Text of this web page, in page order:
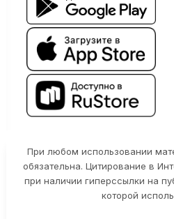
При любом использовании
обязательна. Цитирование в
при наличии гиперссылки на
которой